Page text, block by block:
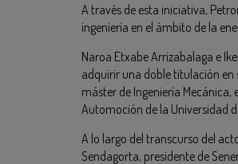
A través de esta iniciativa,
ingeniería en el ámbito de la
Naroa Etxabe Arrizabalaga e
adquirir una doble titulación en
máster de Ingeniería Mecánica,
Automoción de la Universidad
A lo largo del transcurso del
Sendagorta, presidente de